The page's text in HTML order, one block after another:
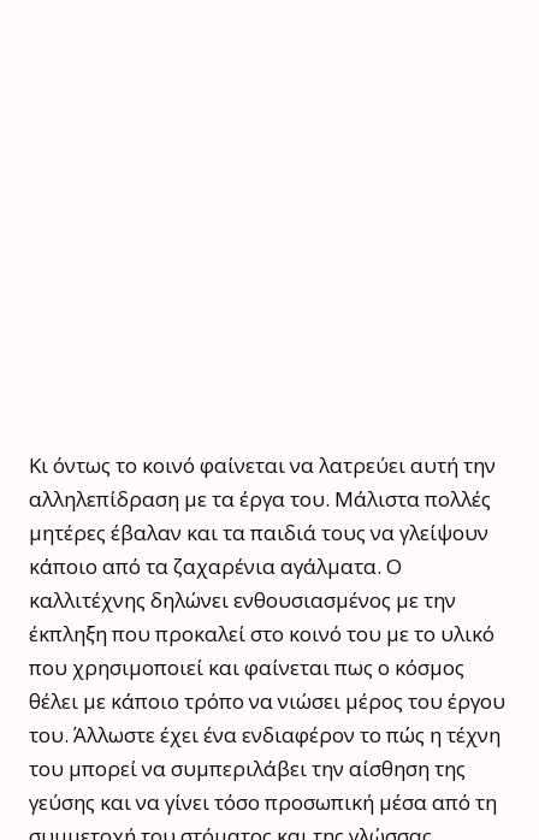
Κι όντως το κοινό φαίνεται να λατρεύει αυτή την
αλληλεπίδραση με τα έργα του. Μάλιστα πολλές
μητέρες έβαλαν και τα παιδιά τους να γλείψουν
κάποιο από τα ζαχαρένια αγάλματα. Ο
καλλιτέχνης δηλώνει ενθουσιασμένος με την
έκπληξη που προκαλεί στο κοινό του με το υλικό
που χρησιμοποιεί και φαίνεται πως ο κόσμος
θέλει με κάποιο τρόπο να νιώσει μέρος του έργου
του. Άλλωστε έχει ένα ενδιαφέρον το πώς η τέχνη
του μπορεί να συμπεριλάβει την αίσθηση της
γεύσης και να γίνει τόσο προσωπική μέσα από τη